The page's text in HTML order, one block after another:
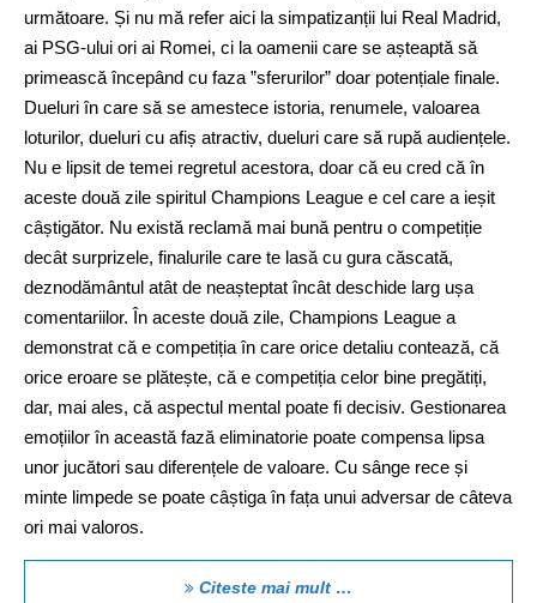
următoare. Și nu mă refer aici la simpatizanții lui Real Madrid,
ai PSG-ului ori ai Romei, ci la oamenii care se așteaptă să
primească începând cu faza ”sferurilor” doar potențiale finale.
Dueluri în care să se amestece istoria, renumele, valoarea
loturilor, dueluri cu afiș atractiv, dueluri care să rupă audiențele.
Nu e lipsit de temei regretul acestora, doar că eu cred că în
aceste două zile spiritul Champions League e cel care a ieșit
câștigător. Nu există reclamă mai bună pentru o competiție
decât surprizele, finalurile care te lasă cu gura căscată,
deznodământul atât de neașteptat încât deschide larg ușa
comentariilor. În aceste două zile, Champions League a
demonstrat că e competiția în care orice detaliu contează, că
orice eroare se plătește, că e competiția celor bine pregătiți,
dar, mai ales, că aspectul mental poate fi decisiv. Gestionarea
emoțiilor în această fază eliminatorie poate compensa lipsa
unor jucători sau diferențele de valoare. Cu sânge rece și
minte limpede se poate câștiga în fața unui adversar de câteva
ori mai valoros.
Citeste mai mult …